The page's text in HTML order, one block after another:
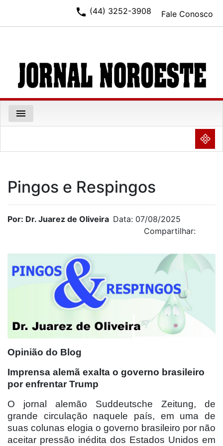
Fale Conosco
phone (44) 3252-3908
menu
NULL
Pingos e Respingos
Por: Dr. Juarez de Oliveira Data: 07/08/2025
Compartilhar:
Opinião do Blog
Imprensa alemã exalta o governo brasileiro
por enfrentar Trump
O jornal alemão Suddeutsche Zeitung, de
grande circulação naquele país, em uma de
suas colunas elogia o governo brasileiro por não
aceitar pressão inédita dos Estados Unidos em